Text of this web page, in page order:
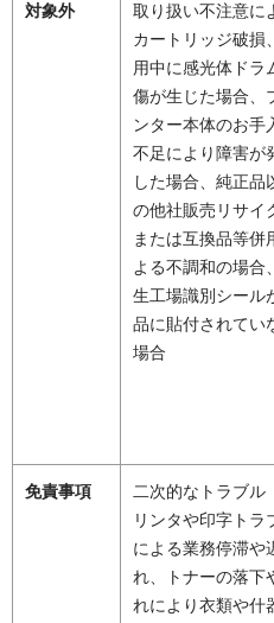
対象外
取り扱い不注意に
カートリッジ破損
用中に感光体ドラ
傷が生じた場合、
ンター本体のお手
不足により障害が
した場合、純正品
の他社販売リサイ
または互換品等併
よる不調和の場合
生工場識別シール
品に貼付されてい
場合
免責事項
二次的なトラブル
リンタや印字トラ
による業務停滞や
れ、トナーの落下
れにより衣類や什